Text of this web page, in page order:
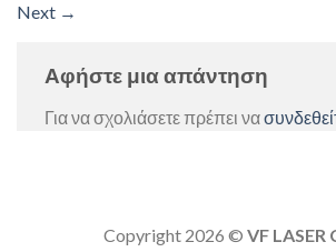
Next →
Αφήστε μια απάντηση
Για να σχολιάσετε πρέπει να
Copyright 2026 © VF LASER